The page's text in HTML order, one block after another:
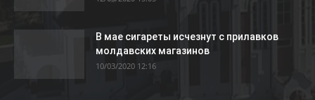
В мае сигареты исчезнут с прилавков
молдавских магазинов
10/03/2020 12:16